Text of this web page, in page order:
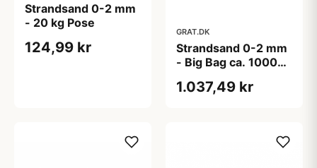
Strandsand 0-2 mm
- 20 kg Pose
124,99 kr
GRAT.DK
Strandsand 0-2 mm
- Big Bag ca. 1000
1.037,49 kr